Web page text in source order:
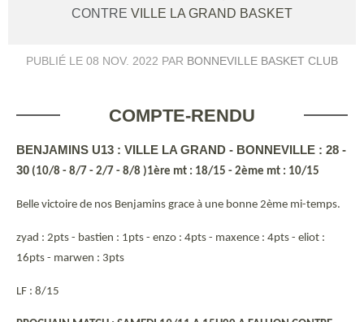
CONTRE VILLE LA GRAND BASKET
PUBLIÉ LE 08 NOV. 2022 PAR BONNEVILLE BASKET CLUB
COMPTE-RENDU
BENJAMINS U13 : VILLE LA GRAND - BONNEVILLE : 28 -
30 (10/8 - 8/7 - 2/7 - 8/8 )1ère mt : 18/15 - 2ème mt : 10/15
Belle victoire de nos Benjamins grace à une bonne 2ème mi-temps.
zyad : 2pts - bastien : 1pts - enzo : 4pts - maxence : 4pts - eliot :
16pts - marwen : 3pts
LF : 8/15